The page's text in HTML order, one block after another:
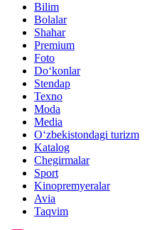
Bilim
Bolalar
Shahar
Premium
Foto
Do‘konlar
Stendap
Texno
Moda
Media
O‘zbekistondagi turizm
Katalog
Chegirmalar
Sport
Kinopremyeralar
Avia
Taqvim